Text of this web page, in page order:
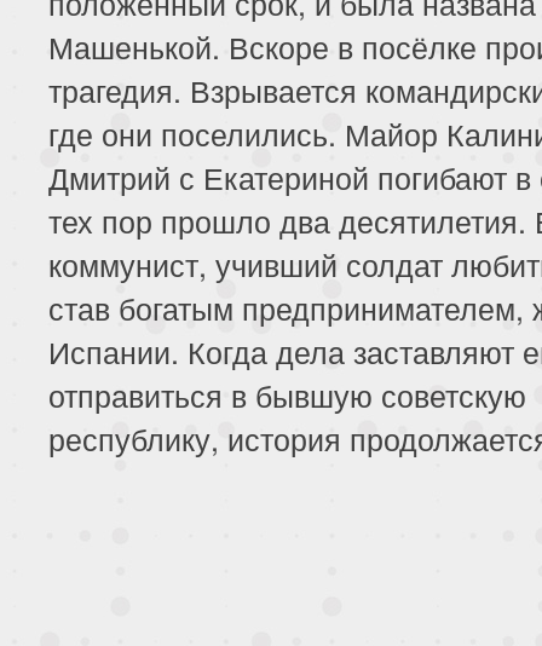
Машенькой. Вскоре в посёлке
трагедия. Взрывается
где они поселились. Майор
Дмитрий с Екатериной погибают в
тех пор прошло два
коммунист, учивший солдат
став богатым предпринимателем,
Испании. Когда дела заставляют
отправиться в бывшую советскую
республику, история